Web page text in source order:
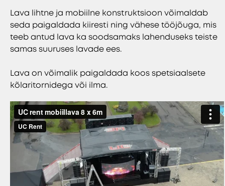
Lava lihtne ja mobiilne konstruktsioon võimaldab
seda paigaldada kiiresti ning vähese tööjõuga, mis
teeb antud lava ka soodsamaks lahenduseks teiste
samas suuruses lavade ees.
Lava on võimalik paigaldada koos spetsiaalsete
kõlaritornidega või ilma.